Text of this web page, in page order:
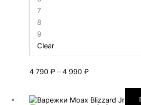
7
8
9
Clear
4 790 ₽ – 4 990 ₽Диапазон
–